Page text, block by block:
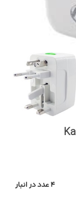
4 عدد در انبار